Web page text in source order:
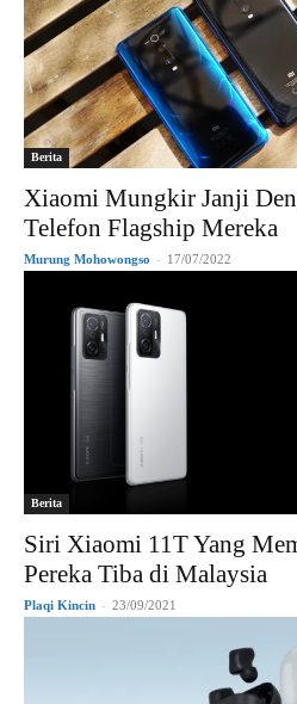
Berita
Xiaomi Mungkir Janji
Telefon Flagship Mereka
Murung Mohowongso - 17/07/2022
Berita
Siri Xiaomi 11T Yang
Pereka Tiba di Malaysia
Plaqi Kincin - 23/09/2021